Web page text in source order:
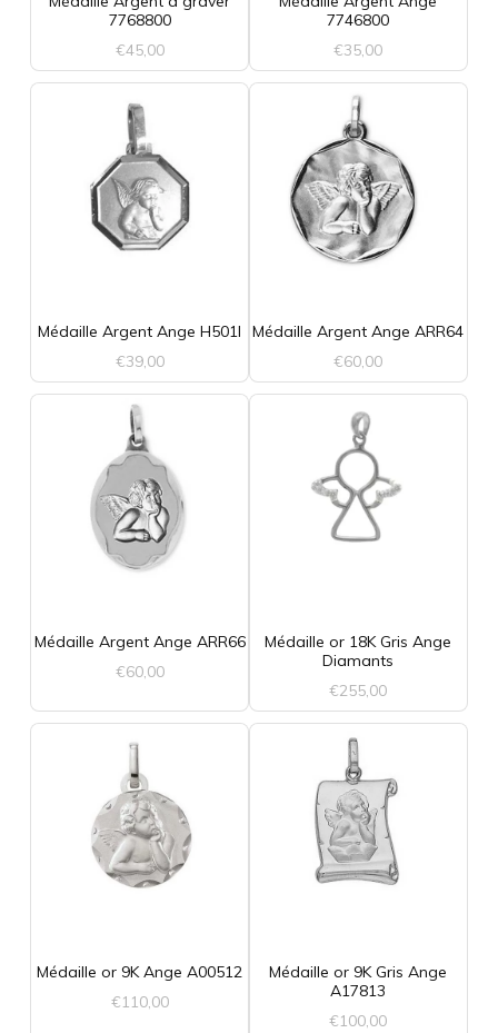
7768800
€45,00
7746800
€35,00
Médaille Argent Ange H501l
€39,00
Médaille Argent Ange ARR64
€60,00
Médaille Argent Ange ARR66
€60,00
Médaille or 18K Gris Ange
Diamants
€255,00
Médaille or 9K Ange A00512
€110,00
Médaille or 9K Gris Ange
A17813
€100,00